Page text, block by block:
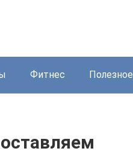
Фитнес Полезное